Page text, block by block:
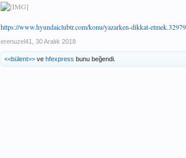
https://www.hyundaiclubtr.com/konu/yazarken-dikkat-
erenuzel41 30 Aralık 2018
<<bülent>> vehfexpress bunu beğendi.